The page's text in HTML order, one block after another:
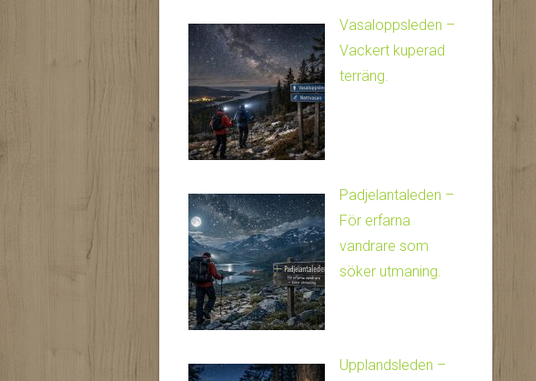
Vasaloppsleden –
Vackert kuperad
terräng.
Padjelantaleden –
För erfarna
vandrare som
söker utmaning.
Upplandsleden –